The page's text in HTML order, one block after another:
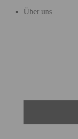
Über uns